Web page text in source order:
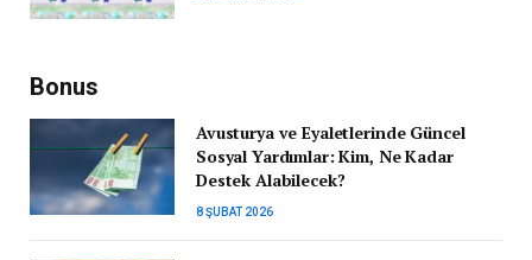
Bonus
Avusturya ve Eyaletlerinde Güncel
Sosyal Yardımlar: Kim, Ne Kadar
Destek Alabilecek?
8 ŞUBAT 2026